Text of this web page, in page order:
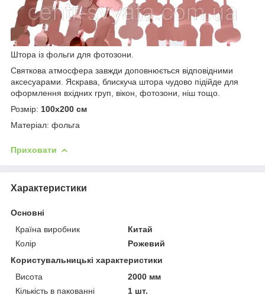
Штора із фольги для фотозони.
Святкова атмосфера завжди доповнюється відповідними
аксесуарами. Яскрава, блискуча штора чудово підійде для
оформлення вхідних груп, вікон, фотозони, ніш тощо.
Розмір: 100х200 см
Матеріал: фольга
Приховати
Характеристики
Основні
Країна виробник
Китай
Колір
Рожевий
Користувальницькі характеристики
Висота
2000 мм
Кількість в пакованні
1 шт.